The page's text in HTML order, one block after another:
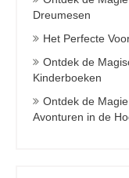
Dreumesen
Het Perfecte
Ontdek de
Kinderboeken
Ontdek de
Avonturen in de